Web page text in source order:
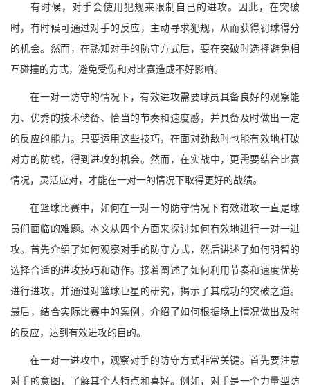
有时候，对手会使用犯规来限制自己的进攻。因此，在突破
时，有时候可通过对手的反应，主动寻求犯规，从而获得罚球得分
的机会。然而，在熟知对手的防守方式后，要在突破时选择避免相
互碰撞的方式，避免受伤和对比赛造成不好影响。
在一对一防守的情况下，有效进攻需要球员具备良好的观察能
力、优秀的技术储备、恰当的节奏和速度感，并具备及时做出一定
的反应的能力。只要运用这些技巧，在面对劲敌时也能有效地打破
对方的防线，得到进攻的机会。然而，在实战中，更需要结合比赛
情况，灵活应对，才能在一对一的情况下取得更好的战绩。
在篮球比赛中，如何在一对一的防守情况下有效进攻一直是球
员们面临的难题。本文从四个方面来探讨如何有效地进行一对一进
攻。首先介绍了如何观察对手的防守方式，然后讲述了如何明智的
选择合适的进攻技巧和动作。接着阐述了如何利用节奏和速度优势
进行进攻，并通过对篮球巨星的研究，揭示了其成功的突破之道。
最后，结合实际比赛中的案例，介绍了如何根据场上情况做出及时
的反应，达到有效进攻的目的。
在一对一进攻中，观察对手的防守方式非常关键。首先要注意
对手的意图，了解其个人特点和喜好。例如，对手是一个力量型防